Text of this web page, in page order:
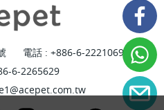
電話 : +886-6-2221069
6-2265629